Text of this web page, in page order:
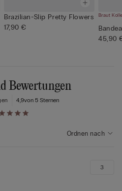
Brazilian-Slip Pretty Flowers
17,90 €
Braut
45,90
Bewertungen
4,9von 5 Sternen
Ordnen nach
3